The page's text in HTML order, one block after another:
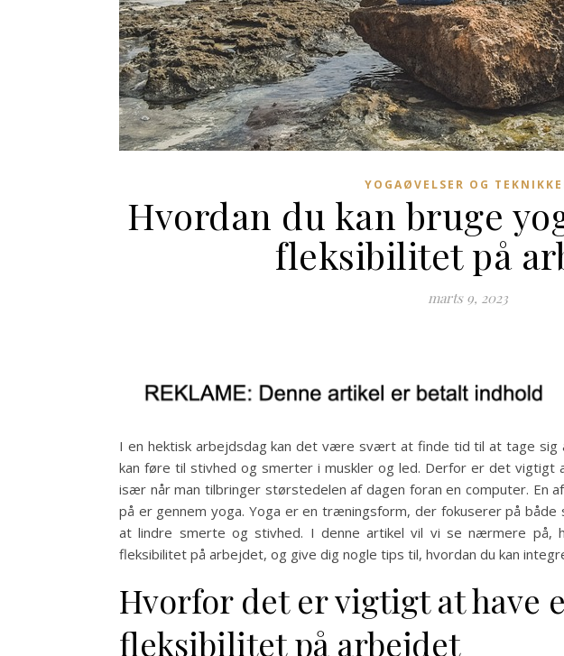
YOGAØVELSER OG
Hvordan du kan bruge
fleksibilitet på
marts 9, 2023
I en hektisk arbejdsdag kan det være svært at finde tid til at tage sig
kan føre til stivhed og smerter i muskler og led. Derfor er det vigtigt
især når man tilbringer størstedelen af dagen foran en computer. En
på er gennem yoga. Yoga er en træningsform, der fokuserer på
at lindre smerte og stivhed. I denne artikel vil vi se nærmere på,
fleksibilitet på arbejdet, og give dig nogle tips til, hvordan du kan
Hvorfor det er vigtigt at have
fleksibilitet på arbejdet